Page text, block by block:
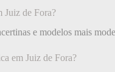
Juiz de Fora?
e modelos mais
em Juiz de Fora?